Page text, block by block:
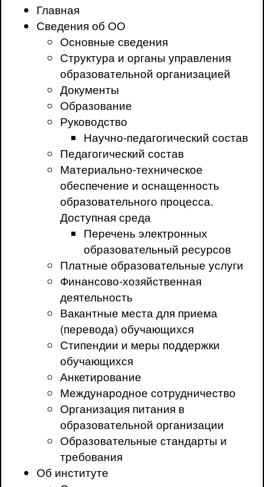
Главная
Сведения об ОО
Основные сведения
Структура и органы управления
образовательной организацией
Документы
Образование
Руководство
Научно-педагогический состав
Педагогический состав
Материально-техническое
обеспечение и оснащенность
образовательного процесса.
Доступная среда
Перечень электронных
образовательный ресурсов
Платные образовательные услуги
Финансово-хозяйственная
деятельность
Вакантные места для приема
(перевода) обучающихся
Стипендии и меры поддержки
обучающихся
Анкетирование
Международное сотрудничество
Организация питания в
образовательной организации
Образовательные стандарты и
требования
Об институте